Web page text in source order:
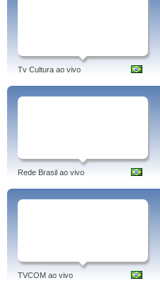
Tv Cultura ao vivo
Rede Brasil ao vivo
TVCOM ao vivo